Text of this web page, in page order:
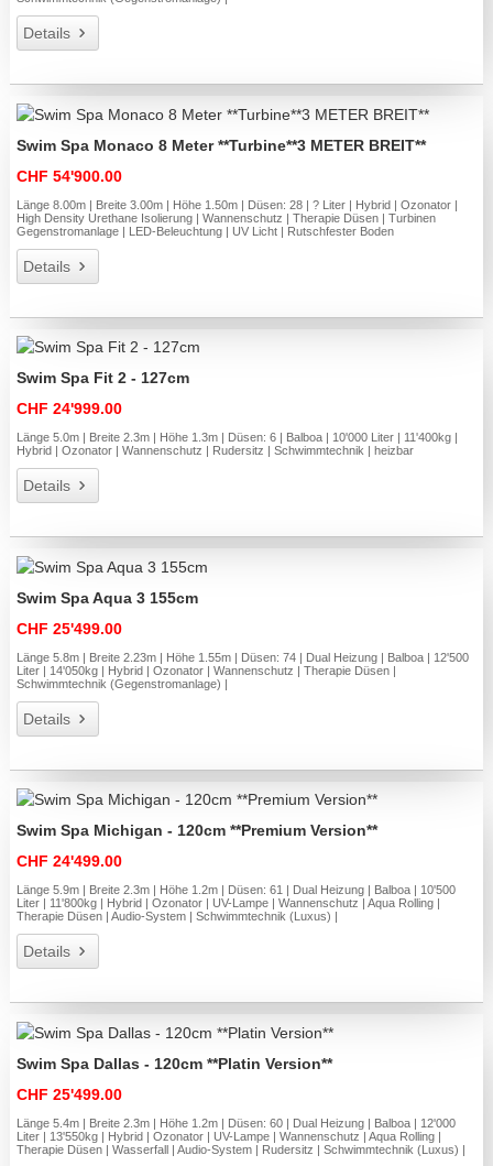
Details
Swim Spa Monaco 8 Meter **Turbine**3 METER BREIT**
CHF 54'900.00
Länge 8.00m | Breite 3.00m | Höhe 1.50m | Düsen: 28 | ? Liter | Hybrid | Ozonator |
High Density Urethane Isolierung | Wannenschutz | Therapie Düsen | Turbinen
Gegenstromanlage | LED-Beleuchtung | UV Licht | Rutschfester Boden
Details
Swim Spa Fit 2 - 127cm
CHF 24'999.00
Länge 5.0m | Breite 2.3m | Höhe 1.3m | Düsen: 6 | Balboa | 10'000 Liter | 11'400kg |
Hybrid | Ozonator | Wannenschutz | Rudersitz | Schwimmtechnik | heizbar
Details
Swim Spa Aqua 3 155cm
CHF 25'499.00
Länge 5.8m | Breite 2.23m | Höhe 1.55m | Düsen: 74 | Dual Heizung | Balboa | 12'500
Liter | 14'050kg | Hybrid | Ozonator | Wannenschutz | Therapie Düsen |
Schwimmtechnik (Gegenstromanlage) |
Details
Swim Spa Michigan - 120cm **Premium Version**
CHF 24'499.00
Länge 5.9m | Breite 2.3m | Höhe 1.2m | Düsen: 61 | Dual Heizung | Balboa | 10'500
Liter | 11'800kg | Hybrid | Ozonator | UV-Lampe | Wannenschutz | Aqua Rolling |
Therapie Düsen | Audio-System | Schwimmtechnik (Luxus) |
Details
Swim Spa Dallas - 120cm **Platin Version**
CHF 25'499.00
Länge 5.4m | Breite 2.3m | Höhe 1.2m | Düsen: 60 | Dual Heizung | Balboa | 12'000
Liter | 13'550kg | Hybrid | Ozonator | UV-Lampe | Wannenschutz | Aqua Rolling |
Therapie Düsen | Wasserfall | Audio-System | Rudersitz | Schwimmtechnik (Luxus) |